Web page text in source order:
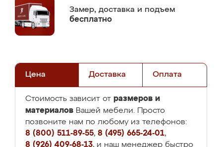
Замер, доставка и подъем
бесплатно
Цена Доставка Оплата
Стоимость зависит от размеров и
материалов Вашей мебели. Просто
позвоните нам по любому из телефонов:
8 (800) 511-89-55, 8 (495) 665-24-01,
8 (926) 409-68-13, и наш менеджер быстро